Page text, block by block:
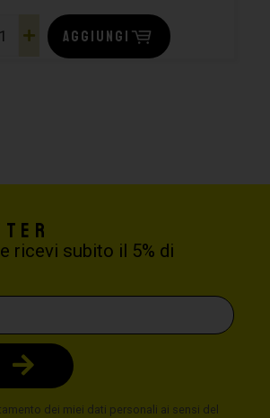
AGGIUNGI
ricevi subito il 5% di
dei miei dati personali ai sensi del